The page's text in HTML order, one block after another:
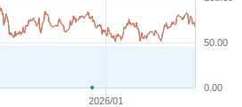
2026/01
0.00
50.00